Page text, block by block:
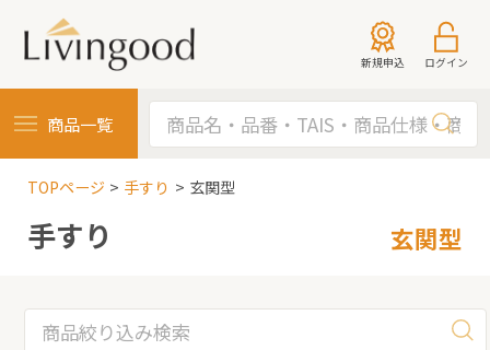
新規申込 ログイン
商品一覧
TOPページ 手すり 玄関型
手すり 玄関型